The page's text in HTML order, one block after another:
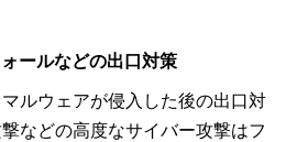
ールなどの出口対策
ルウェアが侵入した後の出口対
などの高度なサイバー攻撃はフ